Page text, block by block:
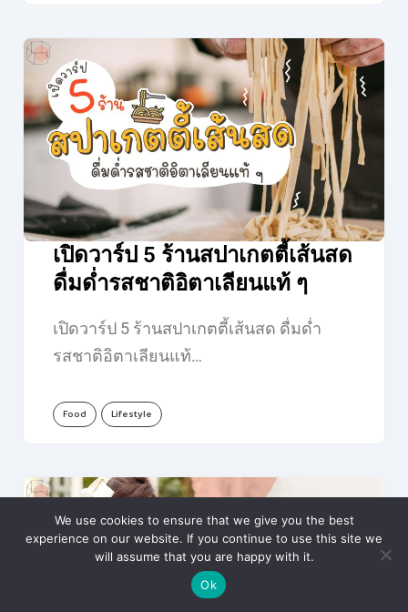
เปิดวาร์ป 5 ร้านสปาเกตตี้เส้นสด
ดื่มด่ำรสชาติอิตาเลียนแท้ ๆ
เปิดวาร์ป 5 ร้านสปาเกตตี้เส้นสด ดื่มด่ำ
รสชาติอิตาเลียนแท้…
Food Lifestyle
We use cookies to ensure that we give you the best
experience on our website. If you continue to use this site we
will assume that you are happy with it.
Ok